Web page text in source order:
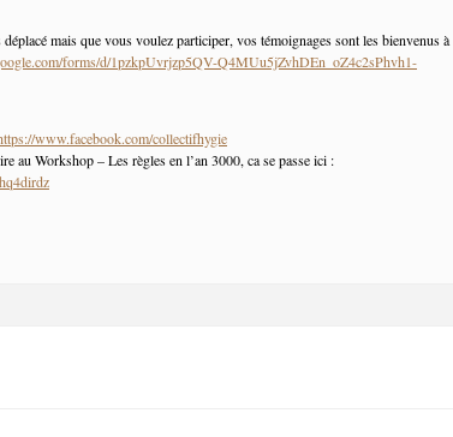
mais que vous voulez participer, vos témoignages sont les bienvenus à
forms/d/1pzkpUvrjzp5QV-Q4MUu5jZvhDEn_oZ4c2sPhvh1-
www.facebook.com/collectifhygie
au Workshop – Les règles en l’an 3000, ca se passe ici :